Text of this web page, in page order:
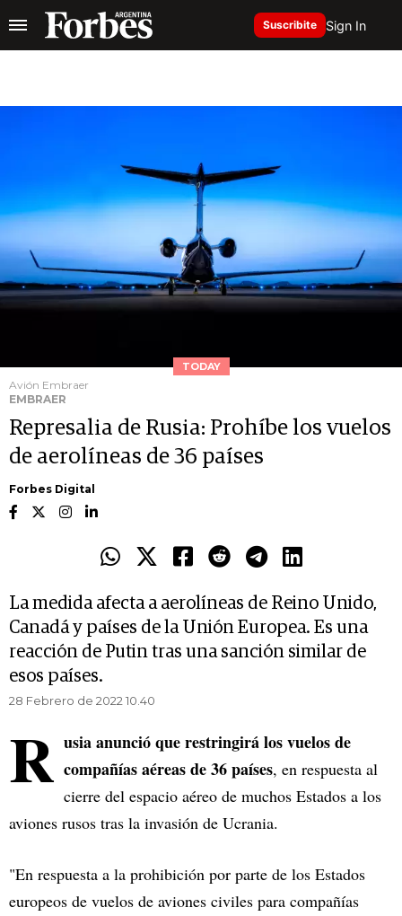
Suscribite Sign In
TODAY
Avión Embraer
EMBRAER
Represalia de Rusia: Prohíbe los vuelos
de aerolíneas de 36 países
Forbes Digital
La medida afecta a aerolíneas de Reino Unido,
Canadá y países de la Unión Europea. Es una
reacción de Putin tras una sanción similar de
esos países.
28 Febrero de 2022 10.40
R usia anunció que restringirá los vuelos de
compañías aéreas de 36 países, en respuesta al
cierre del espacio aéreo de muchos Estados a los
aviones rusos tras la invasión de Ucrania.
"En respuesta a la prohibición por parte de los Estados
europeos de vuelos de aviones civiles para compañías